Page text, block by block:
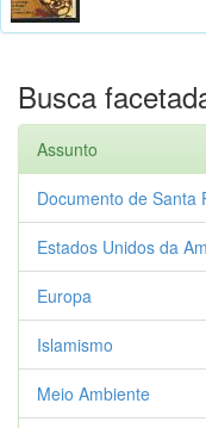
Busca
Assunto
Documento de Santa
Estados Unidos da
Europa
Islamismo
Meio Ambiente